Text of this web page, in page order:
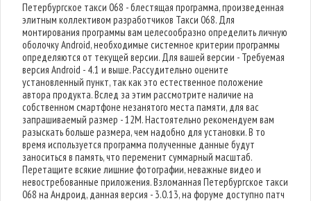
Петербургское такси 068 - блестящая программа, произведенная
элитным коллективом разработчиков Такси 068. Для
монтирования программы вам целесообразно определить личную
оболочку Android, необходимые системное критерии программы
определяются от текущей версии. Для вашей версии - Требуемая
версия Android - 4.1 и выше. Рассудительно оцените
установленный пункт, так как это естественное положение
автора продукта. Вслед за этим рассмотрите наличие на
собственном смартфоне незанятого места памяти, для вас
запрашиваемый размер - 12M. Настоятельно рекомендуем вам
разыскать больше размера, чем надобно для установки. В то
время используется программа полученные данные будут
заноситься в память, что переменит суммарный масштаб.
Перетащите всякие лишние фотографии, неважные видео и
невостребованные приложения. Взломанная Петербургское такси
068 на Андроид, данная версия - 3.0.13, на форуме доступно патч